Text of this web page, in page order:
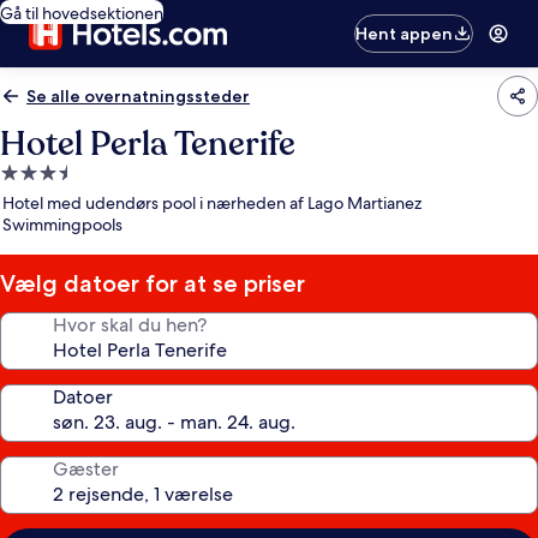
Gå til hovedsektionen
Hent appen
Se alle overnatningssteder
Hotel Perla Tenerife
3.5-
stjernet
overnatningssted
Hotel med udendørs pool i nærheden af Lago Martianez
Swimmingpools
Vælg datoer for at se priser
Hvor skal du hen?
Datoer
Gæster